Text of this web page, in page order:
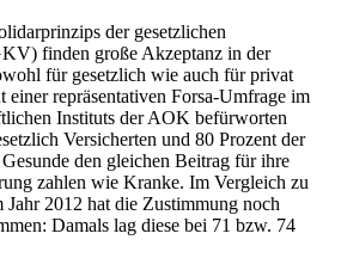
der gesetzlichen
finden große Akzeptanz in der
für gesetzlich wie auch für privat
einer repräsentativen Forsa-Umfrage im
Instituts der AOK befürworten
Versicherten und 80 Prozent der
den gleichen Beitrag für ihre
zahlen wie Kranke. Im Vergleich zu
Jahr 2012 hat die Zustimmung noch
Damals lag diese bei 71 bzw. 74